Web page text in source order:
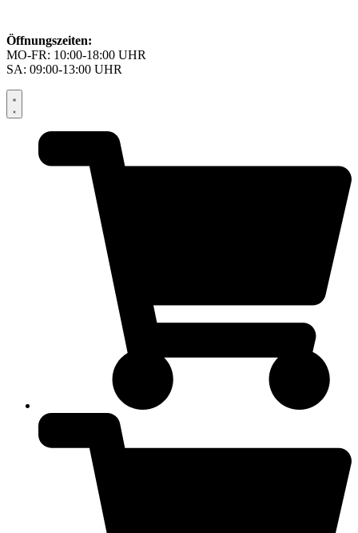
Öffnungszeiten:
MO-FR: 10:00-18:00 UHR
SA: 09:00-13:00 UHR